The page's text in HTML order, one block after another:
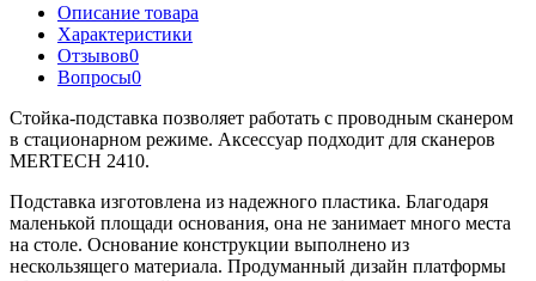
Описание товара
Характеристики
Отзывов0
Вопросы0
Стойка-подставка позволяет работать с проводным сканером
в стационарном режиме. Аксессуар подходит для сканеров
MERTECH 2410.
Подставка изготовлена из надежного пластика. Благодаря
маленькой площади основания, она не занимает много места
на столе. Основание конструкции выполнено из
нескользящего материала. Продуманный дизайн платформы